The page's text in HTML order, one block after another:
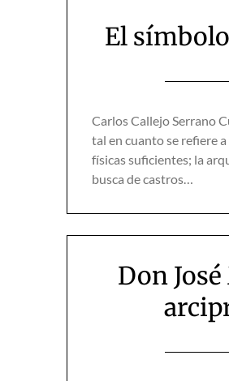
El
Carlos Callejo Serrano
tal en cuanto se refiere
físicas suficientes; la
busca de castros…
Don